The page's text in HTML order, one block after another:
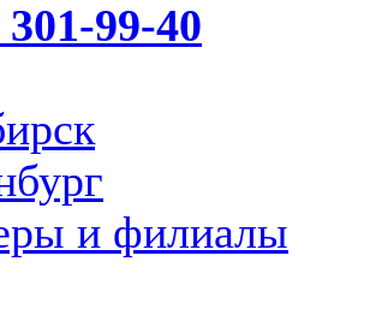
99-40
и филиалы